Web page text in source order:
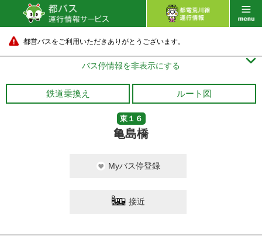
都営バスをご利用いただきありがとうございます。
バス停情報を非表示にする 
鉄道乗換え ルート図
東１６
亀島橋
Myバス停登録
接近